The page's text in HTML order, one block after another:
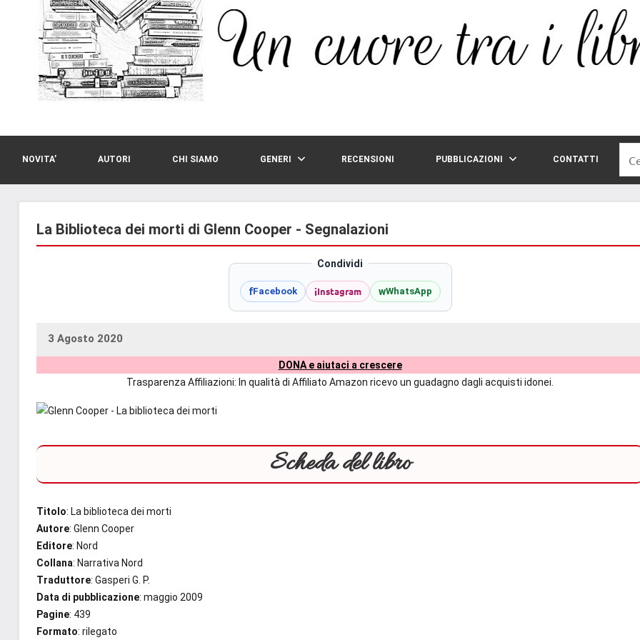
NOVITA’ AUTORI CHI SIAMO GENERI RECENSIONI PUBBLICAZIONI CONTATTI
per:
La Biblioteca dei morti di Glenn Cooper - Segnalazioni
Condividi
fFacebook iInstagram wWhatsApp
3 Agosto 2020
uctil_user
Nessun
DONA e aiutaci a crescere
Trasparenza Affiliazioni: In qualità di Affiliato Amazon ricevo un guadagno dagli acquisti idonei.
Scheda del libro
Titolo: La biblioteca dei morti
Autore: Glenn Cooper
Editore: Nord
Collana: Narrativa Nord
Traduttore: Gasperi G. P.
Data di pubblicazione: maggio 2009
Pagine: 439
Formato: rilegato